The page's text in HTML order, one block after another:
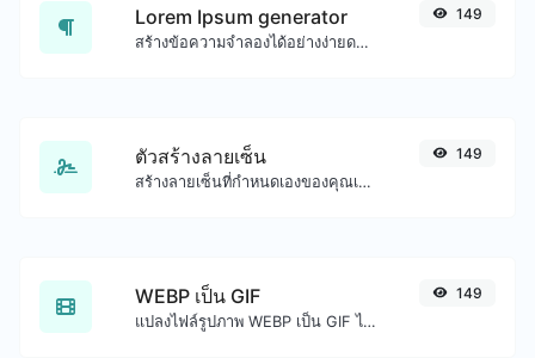
Lorem Ipsum generator
สร้างข้อความจำลองได้อย่างง่ายดายด้วยเครื่องมือสร้าง Lorem Ipsum
149
ตัวสร้างลายเซ็น
สร้างลายเซ็นที่กำหนดเองของคุณเองได้อย่างง่ายดายและดาวน์โหลดได้อย่างง่ายดาย
149
WEBP เป็น GIF
แปลงไฟล์รูปภาพ WEBP เป็น GIF ได้อย่างง่ายดาย
149